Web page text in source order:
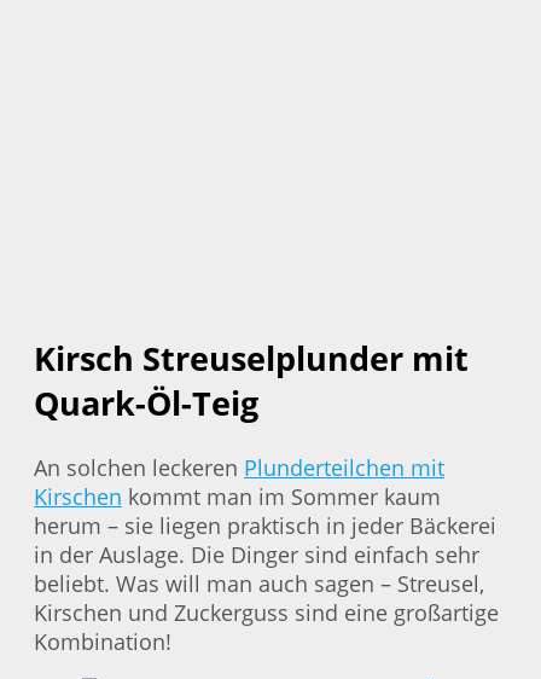
Kirsch Streuselplunder mit
Quark-Öl-Teig
An solchen leckeren Plunderteilchen mit
Kirschen kommt man im Sommer kaum
herum – sie liegen praktisch in jeder Bäckerei
in der Auslage. Die Dinger sind einfach sehr
beliebt. Was will man auch sagen – Streusel,
Kirschen und Zuckerguss sind eine großartige
Kombination!